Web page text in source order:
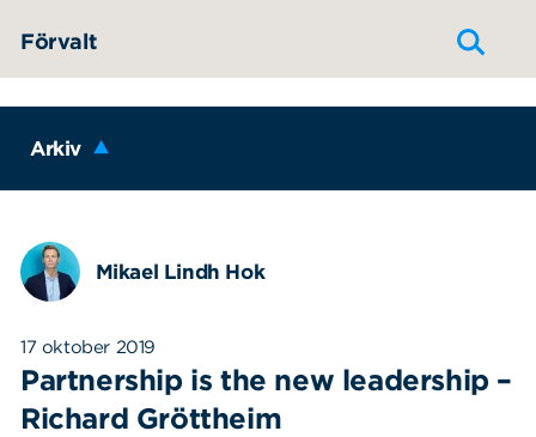
Förvalt
Arkiv
Mikael Lindh Hok
17 oktober 2019
Partnership is the new leadership –
Richard Gröttheim